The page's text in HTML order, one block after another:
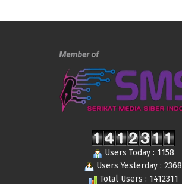
Users Today : 1158
Users Yesterday : 2368
Total Users : 1412311